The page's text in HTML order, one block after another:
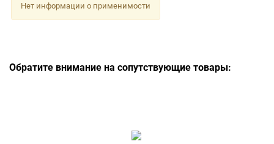
Нет информации о применимости
Обратите внимание на сопутствующие товары: